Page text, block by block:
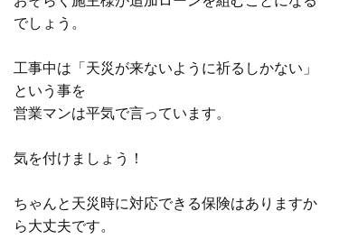
でしょう。
工事中は「天災が来ないように祈るしかない」
という事を
営業マンは平気で言っています。
気を付けましょう！
ちゃんと天災時に対応できる保険はありますか
ら大丈夫です。